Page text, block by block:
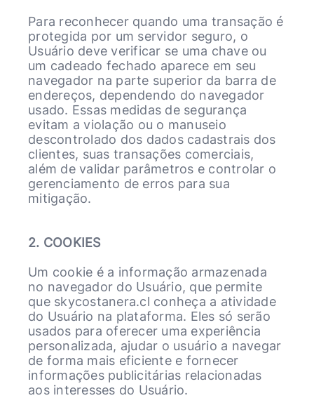
Para reconhecer quando uma transação é
protegida por um servidor seguro, o
Usuário deve verificar se uma chave ou
um cadeado fechado aparece em seu
navegador na parte superior da barra de
endereços, dependendo do navegador
usado. Essas medidas de segurança
evitam a violação ou o manuseio
descontrolado dos dados cadastrais dos
clientes, suas transações comerciais,
além de validar parâmetros e controlar o
gerenciamento de erros para sua
mitigação.
2. COOKIES
Um cookie é a informação armazenada
no navegador do Usuário, que permite
que skycostanera.cl conheça a atividade
do Usuário na plataforma. Eles só serão
usados para oferecer uma experiência
personalizada, ajudar o usuário a navegar
de forma mais eficiente e fornecer
informações publicitárias relacionadas
aos interesses do Usuário.